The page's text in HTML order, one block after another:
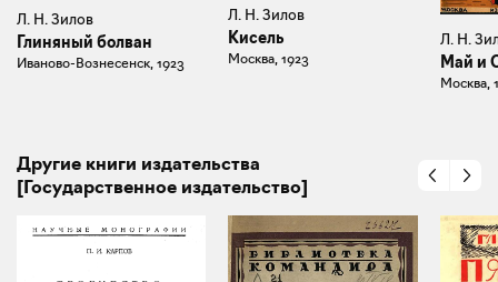
Л. Н. Зилов
Глиняный болван
Иваново-Вознесенск, 1923
Л. Н. Зилов
Кисель
Москва, 1923
Л. Н.
Май и
Москва,
Другие книги издательства
[Государственное издательство]